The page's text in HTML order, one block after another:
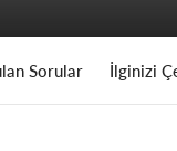
Sorular İlginizi